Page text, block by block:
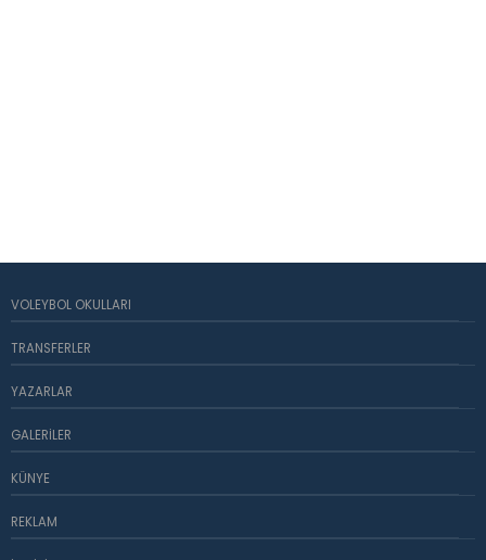
VOLEYBOL OKULLARI
TRANSFERLER
YAZARLAR
GALERILER
KÜNYE
REKLAM